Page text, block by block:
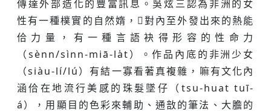
傳達外部造化的豐富訊息。吳炫三認為非洲的女
性有一種樸實的自然媠，𪜶對內至外發出來的熱能
佮力量，有一種言語袂得形容的性命力
（sènn/sìnn-miā-la̍t）。作品內底的非洲少女
（siàu-lí/lú）有結一寡看著真複雜，嘛有文化內
涵佮在地流行美感的珠髮墜仔（tsu-huat tuī-
á），用顯目的色彩來輔助、通敨的筆法、大膽的